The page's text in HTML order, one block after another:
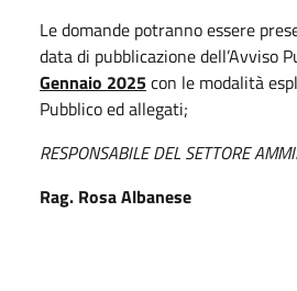
Le domande potranno essere
data di pubblicazione dell’Avviso
Gennaio 2025con le modalità
Pubblico ed allegati;
RESPONSABILE DEL SETTORE
Rag. Rosa Albanese